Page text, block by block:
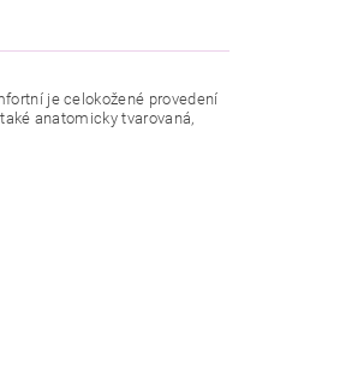
je celokožené provedení
anatomicky tvarovaná,